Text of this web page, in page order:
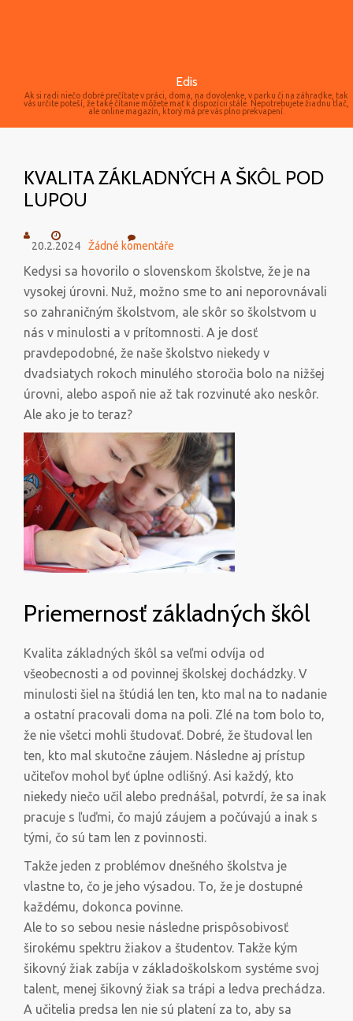
Edis
Ak si radi niečo dobré prečítate v práci, doma, na dovolenke, v parku či na záhradke, tak
vás určite poteší, že také čítanie môžete mať k dispozícii stále. Nepotrebujete žiadnu tlač,
ale online magazín, ktorý má pre vás plno prekvapení.
KVALITA ZÁKLADNÝCH A ŠKÔL POD
LUPOU
20.2.2024 Žádné komentáře
Kedysi sa hovorilo o slovenskom školstve, že je na
vysokej úrovni. Nuž, možno sme to ani neporovnávali
so zahraničným školstvom, ale skôr so školstvom u
nás v minulosti a v prítomnosti. A je dosť
pravdepodobné, že naše školstvo niekedy v
dvadsiatych rokoch minulého storočia bolo na nižšej
úrovni, alebo aspoň nie až tak rozvinuté ako neskôr.
Ale ako je to teraz?
Priemernosť základných škôl
Kvalita základných škôl sa veľmi odvíja od
všeobecnosti a od povinnej školskej dochádzky. V
minulosti šiel na štúdiá len ten, kto mal na to nadanie
a ostatní pracovali doma na poli. Zlé na tom bolo to,
že nie všetci mohli študovať. Dobré, že študoval len
ten, kto mal skutočne záujem. Následne aj prístup
učiteľov mohol byť úplne odlišný. Asi každý, kto
niekedy niečo učil alebo prednášal, potvrdí, že sa inak
pracuje s ľuďmi, čo majú záujem a počúvajú a inak s
tými, čo sú tam len z povinnosti.
Takže jeden z problémov dnešného školstva je
vlastne to, čo je jeho výsadou. To, že je dostupné
každému, dokonca povinne.
Ale to so sebou nesie následne prispôsobivosť
širokému spektru žiakov a študentov. Takže kým
šikovný žiak zabíja v základoškolskom systéme svoj
talent, menej šikovný žiak sa trápi a ledva prechádza.
A učitelia predsa len nie sú platení za to, aby sa